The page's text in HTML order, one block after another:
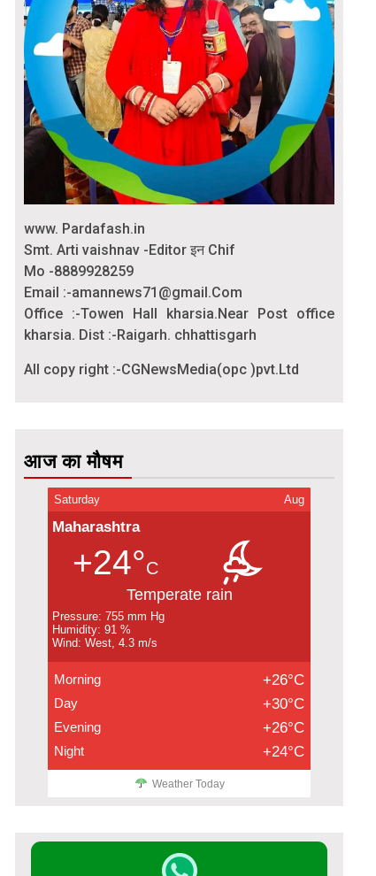
www. Pardafash.in
Smt. Arti vaishnav -Editor इन Chif
Mo -8889928259
Email :-amannews71@gmail.Com
Office :-Towen Hall kharsia.Near Post office
kharsia. Dist :-Raigarh. chhattisgarh
All copy right :-CGNewsMedia(opc )pvt.Ltd
आज का मौषम
Saturday Aug
Maharashtra
+24°C
Temperate rain
Pressure: 755 mm Hg
Humidity: 91 %
Wind: West, 4.3 m/s
Morning +26°C
Day +30°C
Evening +26°C
Night +24°C
Weather Today